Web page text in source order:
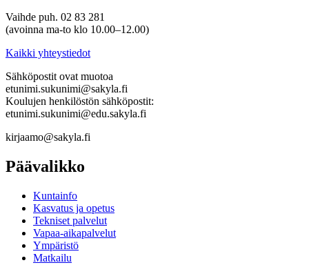
Vaihde puh. 02 83 281
(avoinna ma-to klo 10.00–12.00)
Kaikki yhteystiedot
Sähköpostit ovat muotoa
etunimi.sukunimi@sakyla.fi
Koulujen henkilöstön sähköpostit:
etunimi.sukunimi@edu.sakyla.fi
kirjaamo@sakyla.fi
Päävalikko
Kunta­info
Kasvatus ja opetus
Tekniset palvelut
Vapaa-aika­palvelut
Ympä­ristö
Mat­kailu